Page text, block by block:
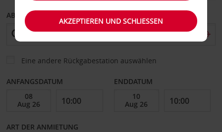
ABHOLEN VON
Eine andere Rückgabestation auswählen
ANFANGSDATUM ENDDATUM
ART DER ANMIETUNG
AKZEPTIEREN UND SCHLIESSEN